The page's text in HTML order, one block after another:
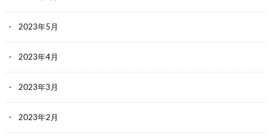
2023年5月
2023年4月
2023年3月
2023年2月